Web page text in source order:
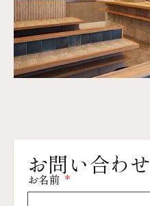
お問い合わせ
お名前